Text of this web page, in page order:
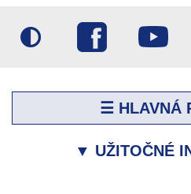
☰ HLAVNÁ
▼ UŽITOČNÉ